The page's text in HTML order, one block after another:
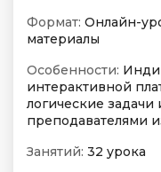
Формат: Онлайн-
материалы
Особенности:
интерактивной
логические
преподавателями
Занятий: 32 урока